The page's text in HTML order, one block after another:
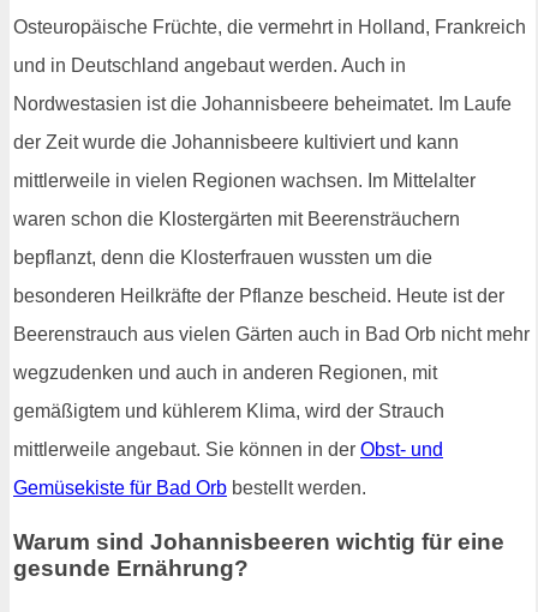
Osteuropäische Früchte, die vermehrt in Holland, Frankreich
und in Deutschland angebaut werden. Auch in
Nordwestasien ist die Johannisbeere beheimatet. Im Laufe
der Zeit wurde die Johannisbeere kultiviert und kann
mittlerweile in vielen Regionen wachsen. Im Mittelalter
waren schon die Klostergärten mit Beerensträuchern
bepflanzt, denn die Klosterfrauen wussten um die
besonderen Heilkräfte der Pflanze bescheid. Heute ist der
Beerenstrauch aus vielen Gärten auch in Bad Orb nicht mehr
wegzudenken und auch in anderen Regionen, mit
gemäßigtem und kühlerem Klima, wird der Strauch
mittlerweile angebaut. Sie können in der Obst- und
Gemüsekiste für Bad Orb bestellt werden.
Warum sind Johannisbeeren wichtig für eine
gesunde Ernährung?